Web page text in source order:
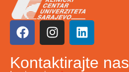
Kontaktirajte nas